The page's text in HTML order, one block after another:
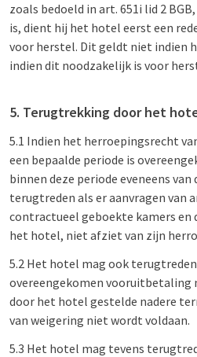
zoals bedoeld in art. 651i lid 2
is, dient hij het hotel eerst een
voor herstel. Dit geldt niet indien
indien dit noodzakelijk is voor
5. Terugtrekking door het
5.1 Indien het herroepingsrecht
een bepaalde periode is
binnen deze periode eveneens
terugtreden als er aanvragen van
contractueel geboekte kamers en
het hotel, niet afziet van zijn
5.2 Het hotel mag ook
overeengekomen vooruitbetaling
door het hotel gestelde nadere
van weigering niet wordt voldaan.
5.3 Het hotel mag tevens